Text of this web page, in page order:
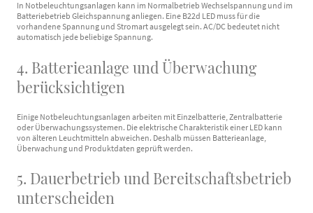
In Notbeleuchtungsanlagen kann im Normalbetrieb Wechselspannung und im
Batteriebetrieb Gleichspannung anliegen. Eine B22d LED muss für die
vorhandene Spannung und Stromart ausgelegt sein. AC/DC bedeutet nicht
automatisch jede beliebige Spannung.
4. Batterieanlage und Überwachung
berücksichtigen
Einige Notbeleuchtungsanlagen arbeiten mit Einzelbatterie, Zentralbatterie
oder Überwachungssystemen. Die elektrische Charakteristik einer LED kann
von älteren Leuchtmitteln abweichen. Deshalb müssen Batterieanlage,
Überwachung und Produktdaten geprüft werden.
5. Dauerbetrieb und Bereitschaftsbetrieb
unterscheiden